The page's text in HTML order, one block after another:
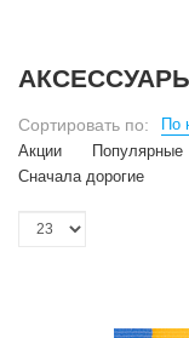
Сортировать по: По
Акции
Популярные
Сначала дорогие